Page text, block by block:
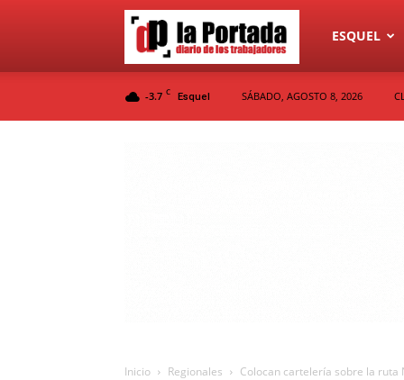
Diario
ESQUEL
-3.7 C Esquel SÁBADO, AGOSTO 8, 2026
Inicio Regionales Colocan cartelería sobre la ruta